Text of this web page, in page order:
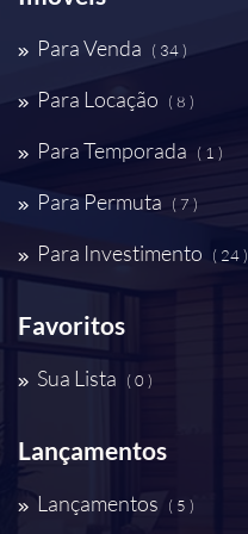
Para Venda ( 34 )
Para Locação ( 8 )
Para Temporada ( 1 )
Para Permuta ( 7 )
Para Investimento ( 24 )
Favoritos
Sua Lista ( 0 )
Lançamentos
Lançamentos ( 5 )